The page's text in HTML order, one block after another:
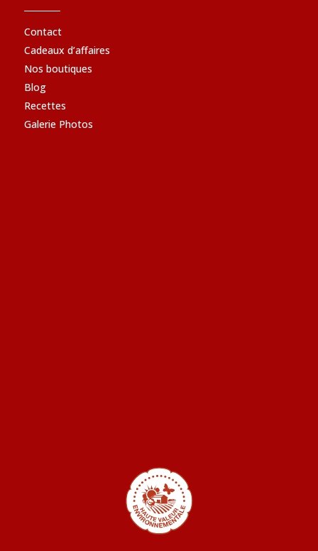
Contact
Cadeaux d’affaires
Nos boutiques
Blog
Recettes
Galerie Photos